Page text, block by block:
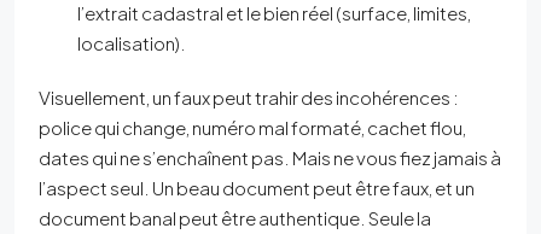
l’extrait cadastral et le bien réel (surface, limites,
localisation).
Visuellement, un faux peut trahir des incohérences :
police qui change, numéro mal formaté, cachet flou,
dates qui ne s’enchaînent pas. Mais ne vous fiez jamais à
l’aspect seul. Un beau document peut être faux, et un
document banal peut être authentique. Seule la